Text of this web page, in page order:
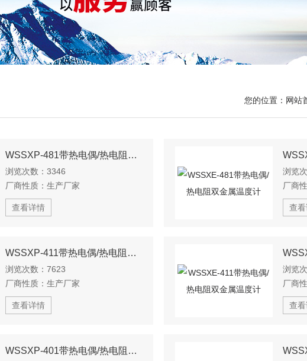
您的位置： 网站
WSSXP-481带热电偶/热电阻双金属温度计
浏览次数： 3346
厂商性质： 生产厂家
查看详情
浏览
厂商
查
WSSXP-411带热电偶/热电阻双金属温度计
浏览次数： 7623
厂商性质： 生产厂家
查看详情
浏览
厂商
查
WSSXP-401带热电偶/热电阻双金属温度计